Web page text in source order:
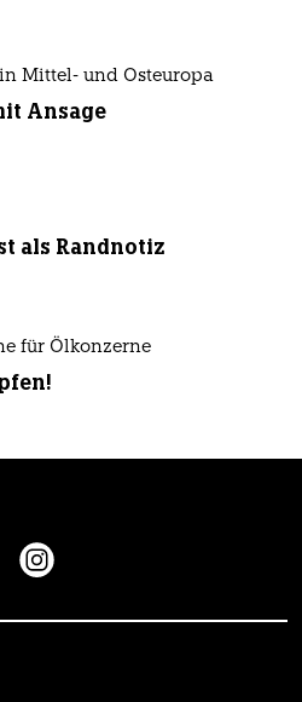
Mittel- und Osteuropa
Ansage
als Randnotiz
für Ölkonzerne